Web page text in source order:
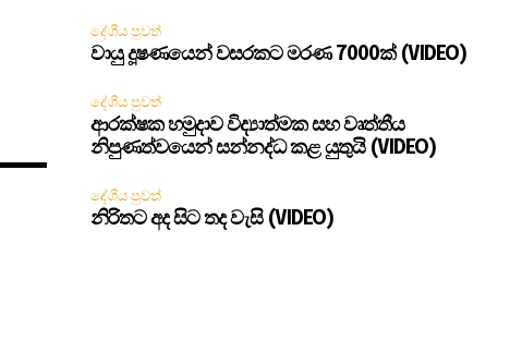
දේශීය පුවත්
වායු දූෂණයෙන් වසරකට මරණ 7000ක් (VIDEO)
දේශීය පුවත්
ආරක්ෂක හමුදාව විද්‍යාත්මක සහ වෘත්තීය
නිපුණත්වයෙන් සන්නද්ධ කළ යුතුයි (VIDEO)
දේශීය පුවත්
නිරිතට අද සිට තද වැසි (VIDEO)